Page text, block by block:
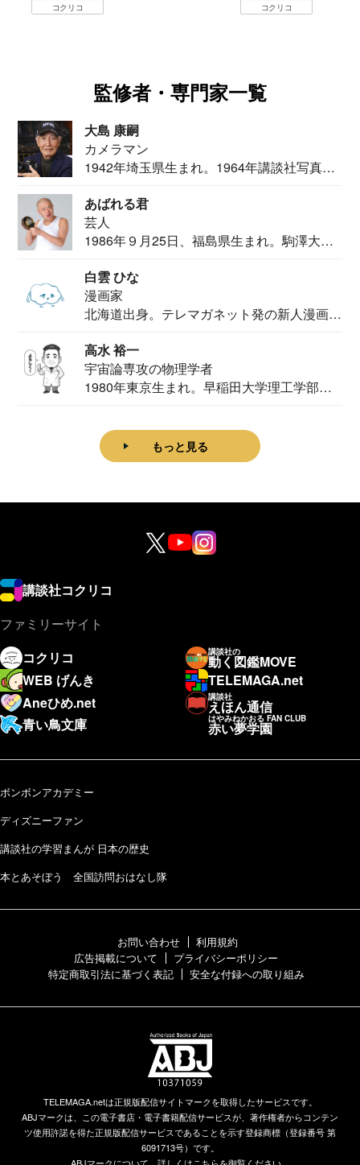
コクリコ コクリコ
監修者・専門家一覧
大島 康嗣
カメラマン
1942年埼玉県生まれ。1964年講談社写真部
あばれる君
芸人
1986年９月25日、福島県生まれ。駒澤大学
白雲 ひな
漫画家
北海道出身。テレマガネット発の新人漫画
高水 裕一
宇宙論専攻の物理学者
1980年東京生まれ。早稲田大学理工学部物
もっと見る
講談社コクリコ
ファミリーサイト
コクリコ
講談社の
動く図鑑MOVE
WEB げんき
TELEMAGA.net
Aneひめ.net
講談社
えほん通信
青い鳥文庫
はやみねかおる FAN CLUB
赤い夢学園
ボンボンアカデミー
ディズニーファン
講談社の学習まんが 日本の歴史
本とあそぼう 全国訪問おはなし隊
お問い合わせ
利用規約
広告掲載について
プライバシーポリシー
特定商取引法に基づく表記
安全な付録への取り組み
TELEMAGA.netは正規版配信サイトマークを取得したサービスです。
ABJマークは、この電子書店・電子書籍配信サービスが、著作権者からコンテン
ツ使用許諾を得た正規版配信サービスであることを示す登録商標（登録番号 第
6091713号）です。